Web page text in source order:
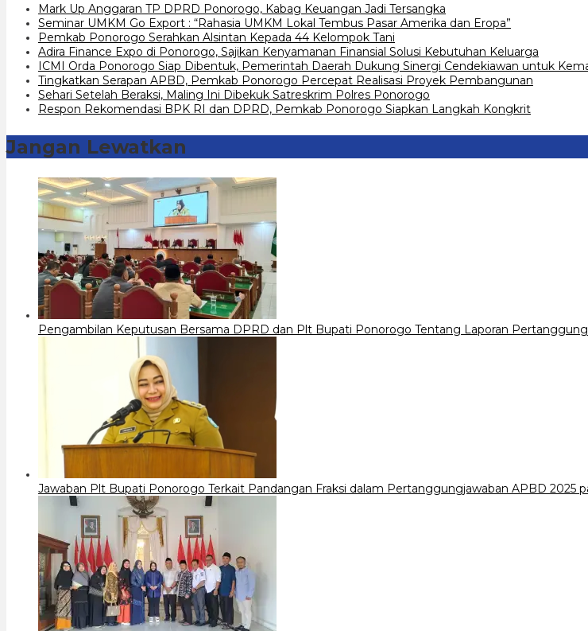
Mark Up Anggaran TP DPRD Ponorogo, Kabag Keuangan Jadi Tersangka
Seminar UMKM Go Export : “Rahasia UMKM Lokal Tembus Pasar Amerika dan Eropa”
Pemkab Ponorogo Serahkan Alsintan Kepada 44 Kelompok Tani
Adira Finance Expo di Ponorogo, Sajikan Kenyamanan Finansial Solusi Kebutuhan Keluarga
ICMI Orda Ponorogo Siap Dibentuk, Pemerintah Daerah Dukung Sinergi Cendekiawan untuk
Tingkatkan Serapan APBD, Pemkab Ponorogo Percepat Realisasi Proyek Pembangunan
Sehari Setelah Beraksi, Maling Ini Dibekuk Satreskrim Polres Ponorogo
Respon Rekomendasi BPK RI dan DPRD, Pemkab Ponorogo Siapkan Langkah Kongkrit
Jangan Lewatkan
Pengambilan Keputusan Bersama DPRD dan Plt Bupati Ponorogo Tentang Laporan
Jawaban Plt Bupati Ponorogo Terkait Pandangan Fraksi dalam Pertanggungjawaban APBD 2025